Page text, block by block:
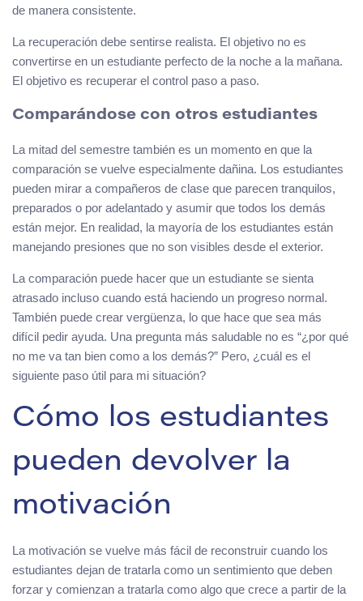
de manera consistente.
La recuperación debe sentirse realista. El objetivo no es
convertirse en un estudiante perfecto de la noche a la mañana.
El objetivo es recuperar el control paso a paso.
Comparándose con otros estudiantes
La mitad del semestre también es un momento en que la
comparación se vuelve especialmente dañina. Los estudiantes
pueden mirar a compañeros de clase que parecen tranquilos,
preparados o por adelantado y asumir que todos los demás
están mejor. En realidad, la mayoría de los estudiantes están
manejando presiones que no son visibles desde el exterior.
La comparación puede hacer que un estudiante se sienta
atrasado incluso cuando está haciendo un progreso normal.
También puede crear vergüenza, lo que hace que sea más
difícil pedir ayuda. Una pregunta más saludable no es “¿por qué
no me va tan bien como a los demás?” Pero, ¿cuál es el
siguiente paso útil para mi situación?
Cómo los estudiantes
pueden devolver la
motivación
La motivación se vuelve más fácil de reconstruir cuando los
estudiantes dejan de tratarla como un sentimiento que deben
forzar y comienzan a tratarla como algo que crece a partir de la